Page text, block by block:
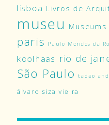
lisboa Livros de
museu Museums
paris Paulo Mendes da
koolhaas rio de
São Paulo tadao
álvaro siza vieira